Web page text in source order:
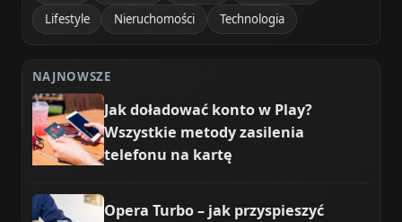
Lifestyle
Nieruchomości Technologia
NAJNOWSZE
Jak doładować konto w Play?
Wszystkie metody zasilenia
telefonu na kartę
Opera Turbo – jak przyspieszyć